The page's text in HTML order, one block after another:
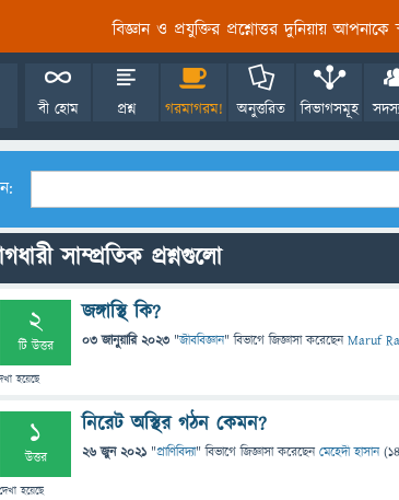
বিজ্ঞান ও প্রযুক্তির প্রশ্নোত্তর দুনিয়ায় আপনাকে
বী হোম প্রশ্ন গরমাগরম! অনুত্তরিত বিভাগসমূহ
সাম্প্রতিক প্রশ্নগুলো
2
টি উত্তর
হয়েছে
জঙ্গাস্থি কি?
03 জানুয়ারি 2023 "জীববিজ্ঞান" বিভাগে জিজ্ঞাসাকরেছেনMaruf
1
উত্তর
হয়েছে
নিরেট অস্থির গঠন কেমন?
26 জুন 2021 "প্রাণিবিদ্যা" বিভাগে জিজ্ঞাসাকরেছেনমেহেদী হাসান (